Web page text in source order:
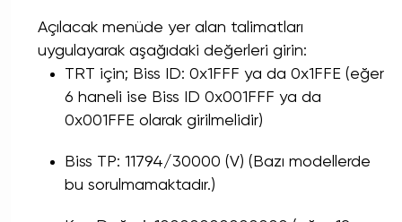
Açılacak menüde yer alan talimatları
uygulayarak aşağıdaki değerleri girin:
TRT için; Biss ID: 0x1FFF ya da 0x1FFE (eğer
6 haneli ise Biss ID 0x001FFF ya da
0x001FFE olarak girilmelidir)
Biss TP: 11794/30000 (V) (Bazı modellerde
bu sorulmamaktadır.)